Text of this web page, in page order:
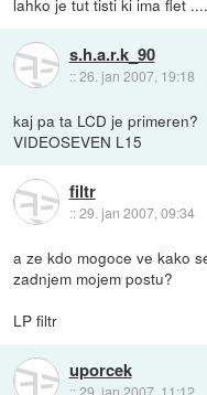
s.h.a.r.k_90
::26. jan 2007, 19:18
kaj pa ta LCD je primeren?
VIDEOSEVEN L15
filtr
::29. jan 2007, 09:34
a ze kdo mogoce ve kako
zadnjem mojem postu?
LP filtr
uporcek